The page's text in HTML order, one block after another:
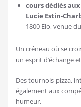
cours dédiés
Lucie Estin-
1800 Elo, venue
Un créneau où se
un esprit d’échange
Des tournois-pizza,
également aux
humeur.